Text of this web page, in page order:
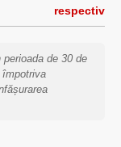
respectiv
de 30 de
împotriva